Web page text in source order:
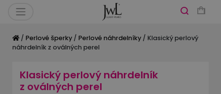
/ Perlové šperky / Perlové náhrdelníky / Klasický perlový
náhrdelník z oválných perel
Klasický perlový náhrdelník
z oválných perel